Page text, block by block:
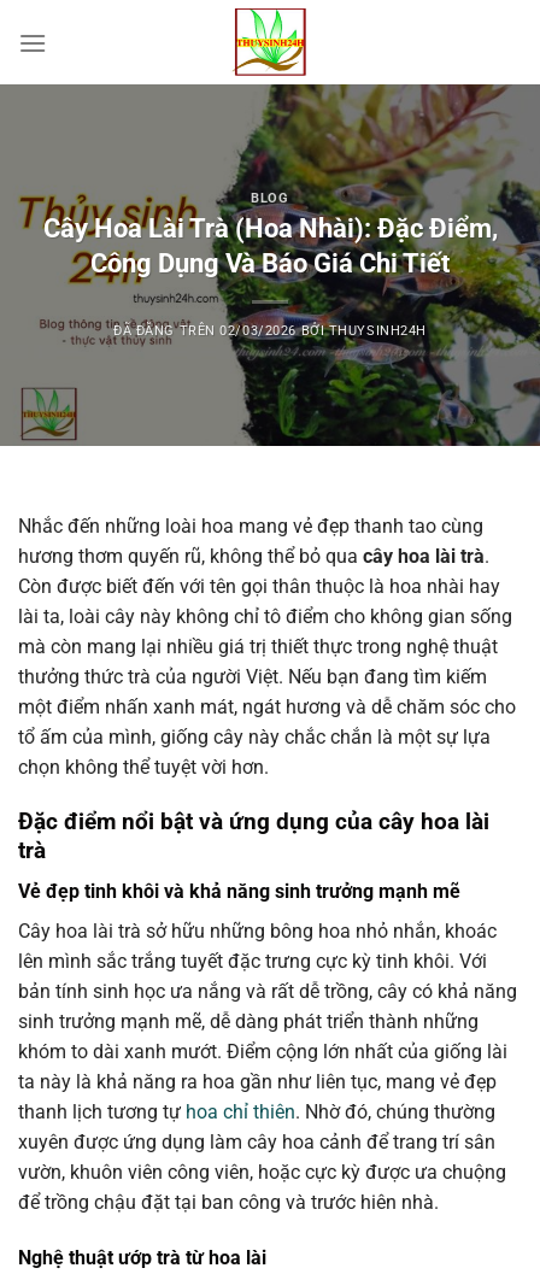
đến
BLOG
Cây Hoa Lài Trà (Hoa Nhài): Đặc Điểm,
Công Dụng Và Báo Giá Chi Tiết
ĐÃ ĐĂNG TRÊN02/03/2026 BỞITHUYSINH24H
Nhắc đến những loài hoa mang vẻ đẹp thanh tao cùng
hương thơm quyến rũ, không thể bỏ qua cây hoa lài trà.
Còn được biết đến với tên gọi thân thuộc là hoa nhài hay
lài ta, loài cây này không chỉ tô điểm cho không gian sống
mà còn mang lại nhiều giá trị thiết thực trong nghệ thuật
thưởng thức trà của người Việt. Nếu bạn đang tìm kiếm
một điểm nhấn xanh mát, ngát hương và dễ chăm sóc cho
tổ ấm của mình, giống cây này chắc chắn là một sự lựa
chọn không thể tuyệt vời hơn.
Đặc điểm nổi bật và ứng dụng của cây hoa lài
trà
Vẻ đẹp tinh khôi và khả năng sinh trưởng mạnh mẽ
Cây hoa lài trà sở hữu những bông hoa nhỏ nhắn, khoác
lên mình sắc trắng tuyết đặc trưng cực kỳ tinh khôi. Với
bản tính sinh học ưa nắng và rất dễ trồng, cây có khả năng
sinh trưởng mạnh mẽ, dễ dàng phát triển thành những
khóm to dài xanh mướt. Điểm cộng lớn nhất của giống lài
ta này là khả năng ra hoa gần như liên tục, mang vẻ đẹp
thanh lịch tương tự hoa chỉ thiên. Nhờ đó, chúng thường
xuyên được ứng dụng làm cây hoa cảnh để trang trí sân
vườn, khuôn viên công viên, hoặc cực kỳ được ưa chuộng
để trồng chậu đặt tại ban công và trước hiên nhà.
Nghệ thuật ướp trà từ hoa lài